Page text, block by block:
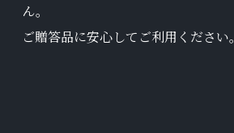
ん。
ご贈答品に安心してご利用ください。